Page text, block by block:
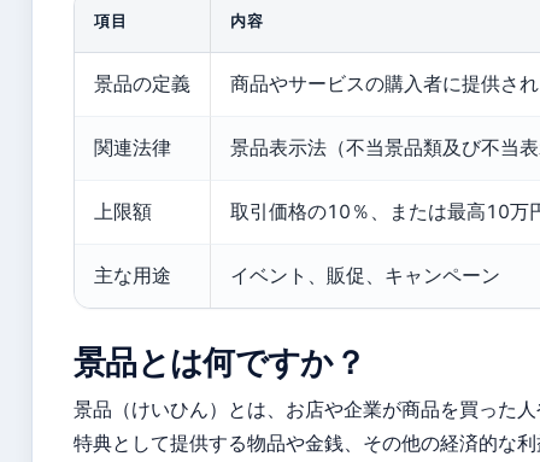
項目 内容
景品の定義 商品やサービスの購入者に提供さ
関連法律 景品表示法（不当景品類及び不当
上限額 取引価格の10％、または最高10万
主な用途 イベント、販促、キャンペーン
景品とは何ですか？
景品（けいひん）とは、お店や企業が商品を買った
特典として提供する物品や金銭、その他の経済的な